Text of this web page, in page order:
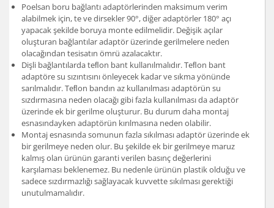
Poelsan boru bağlantı adaptörlerinden maksimum verim
alabilmek için, te ve dirsekler 90°, diğer adaptörler 180° açı
yapacak şekilde boruya monte edilmelidir. Değişik açılar
oluşturan bağlantılar adaptör üzerinde gerilmelere neden
olacağından tesisatın ömrü azalacaktır.
Dişli bağlantılarda teﬂon bant kullanılmalıdır. Teﬂon bant
adaptöre su sızıntısını önleyecek kadar ve sıkma yönünde
sarılmalıdır. Teﬂon bandın az kullanılması adaptörün su
sızdırmasına neden olacağı gibi fazla kullanılması da adaptör
üzerinde ek bir gerilme oluşturur. Bu durum daha montaj
esnasındayken adaptörün kırılmasına neden olabilir.
Montaj esnasında somunun fazla sıkılması adaptör üzerinde ek
bir gerilmeye neden olur. Bu şekilde ek bir gerilmeye maruz
kalmış olan ürünün garanti verilen basınç değerlerini
karşılaması beklenemez. Bu nedenle ürünün plastik olduğu ve
sadece sızdırmazlığı sağlayacak kuvvette sıkılması gerektiği
unutulmamalıdır.